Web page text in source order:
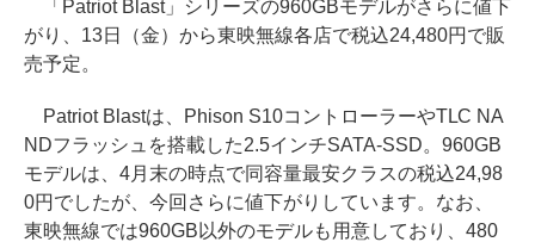
「Patriot Blast」シリーズの960GBモデルがさらに値下
がり、13日（金）から東映無線各店で税込24,480円で販
売予定。
Patriot Blastは、Phison S10コントローラーやTLC NA
NDフラッシュを搭載した2.5インチSATA-SSD。960GB
モデルは、4月末の時点で同容量最安クラスの税込24,98
0円でしたが、今回さらに値下がりしています。なお、
東映無線では960GB以外のモデルも用意しており、480